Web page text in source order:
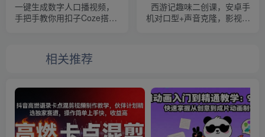
一键生成数字人口播视频，
手把手教你用扣子Coze搭建
西游记趣味二创课，安卓手
机对口型+声音克隆，影视剧
相关推荐